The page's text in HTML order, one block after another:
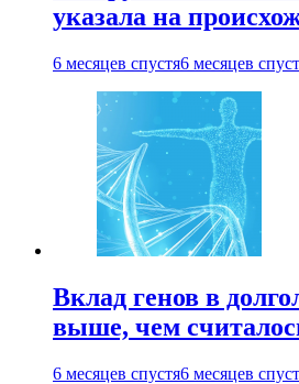
указала на
6 месяцев спустя6 месяцев
Вклад генов в
выше, чем
6 месяцев спустя6 месяцев